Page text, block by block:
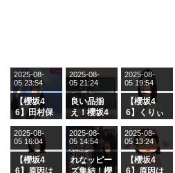
【櫻坂4
6】田村保
ージを脱い
でいた理由
2025-08-
05 23:54
良い品揃
え！櫻坂4
グル『Mak
e or Brea
k』オフィ
シャルグッ
2025-08-
05 21:24
【櫻坂4
6】くりぃ
の2人を手
玉に取る大
沼晶保【く
りぃむナン
2025-08-
05 19:54
【櫻坂4
6】原因は
2025-08-
05 16:04
れなッピー
ズ集結！櫻
2025-08-
05 14:54
【櫻坂4
6】原因は
2025-08-
05 13:24